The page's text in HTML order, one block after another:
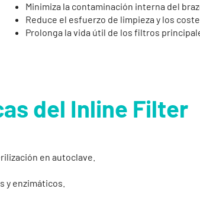
Minimiza la contaminación interna del
Reduce el esfuerzo de limpieza y los
Prolonga la vida útil de los filtros
del Inline Filter
en autoclave.
y enzimáticos.